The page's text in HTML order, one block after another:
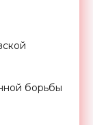
борьбы